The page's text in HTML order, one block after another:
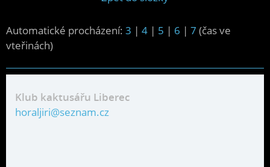
Automatické procházení: 3 | 4 | 5 | 6 | 7 (čas ve
vteřinách)
Klub kaktusářu Liberec
horaljiri@seznam.cz